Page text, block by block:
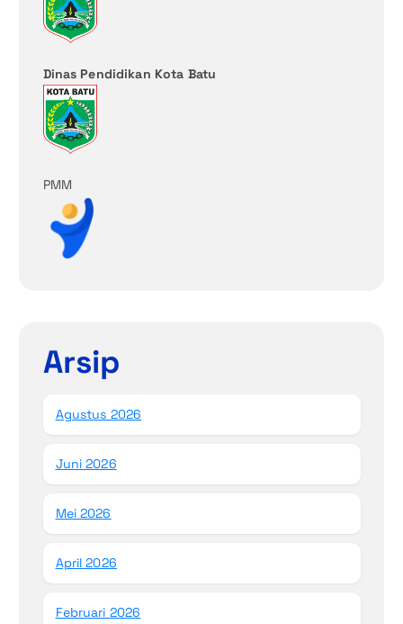
Dinas Pendidikan Kota Batu
PMM
Arsip
Agustus 2026
Juni 2026
Mei 2026
April 2026
Februari 2026